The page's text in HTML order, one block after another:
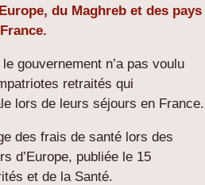
du Maghreb et des pays
gouvernement n’a pas voulu
retraités qui
lors de leurs séjours en France.
des frais de santé lors des
d’Europe, publiée le 15
et de la Santé.